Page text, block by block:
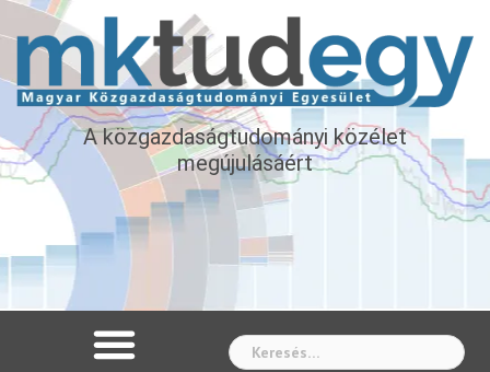
A közgazdaságtudományi közélet
megújulásáért